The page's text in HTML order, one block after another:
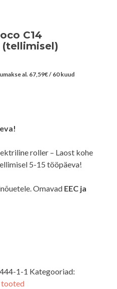
C14
al. 67,59€/ 60 kuud
roller – Laost kohe
5-15 tööpäeva!
Omavad EEC ja
1-1 Kategooriad:
tooted